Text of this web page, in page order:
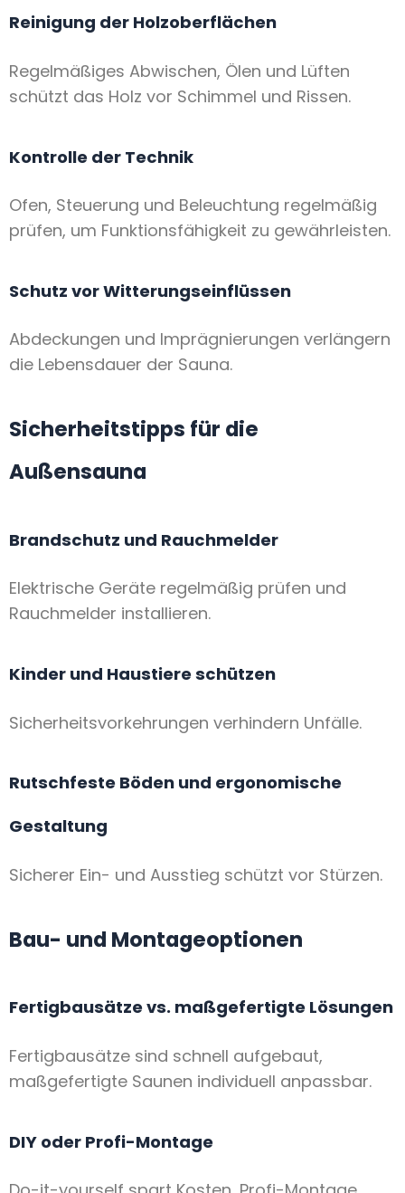
Reinigung der Holzoberflächen
Regelmäßiges Abwischen, Ölen und Lüften
schützt das Holz vor Schimmel und Rissen.
Kontrolle der Technik
Ofen, Steuerung und Beleuchtung regelmäßig
prüfen, um Funktionsfähigkeit zu gewährleisten.
Schutz vor Witterungseinflüssen
Abdeckungen und Imprägnierungen verlängern
die Lebensdauer der Sauna.
Sicherheitstipps für die
Außensauna
Brandschutz und Rauchmelder
Elektrische Geräte regelmäßig prüfen und
Rauchmelder installieren.
Kinder und Haustiere schützen
Sicherheitsvorkehrungen verhindern Unfälle.
Rutschfeste Böden und ergonomische
Gestaltung
Sicherer Ein- und Ausstieg schützt vor Stürzen.
Bau- und Montageoptionen
Fertigbausätze vs. maßgefertigte Lösungen
Fertigbausätze sind schnell aufgebaut,
maßgefertigte Saunen individuell anpassbar.
DIY oder Profi-Montage